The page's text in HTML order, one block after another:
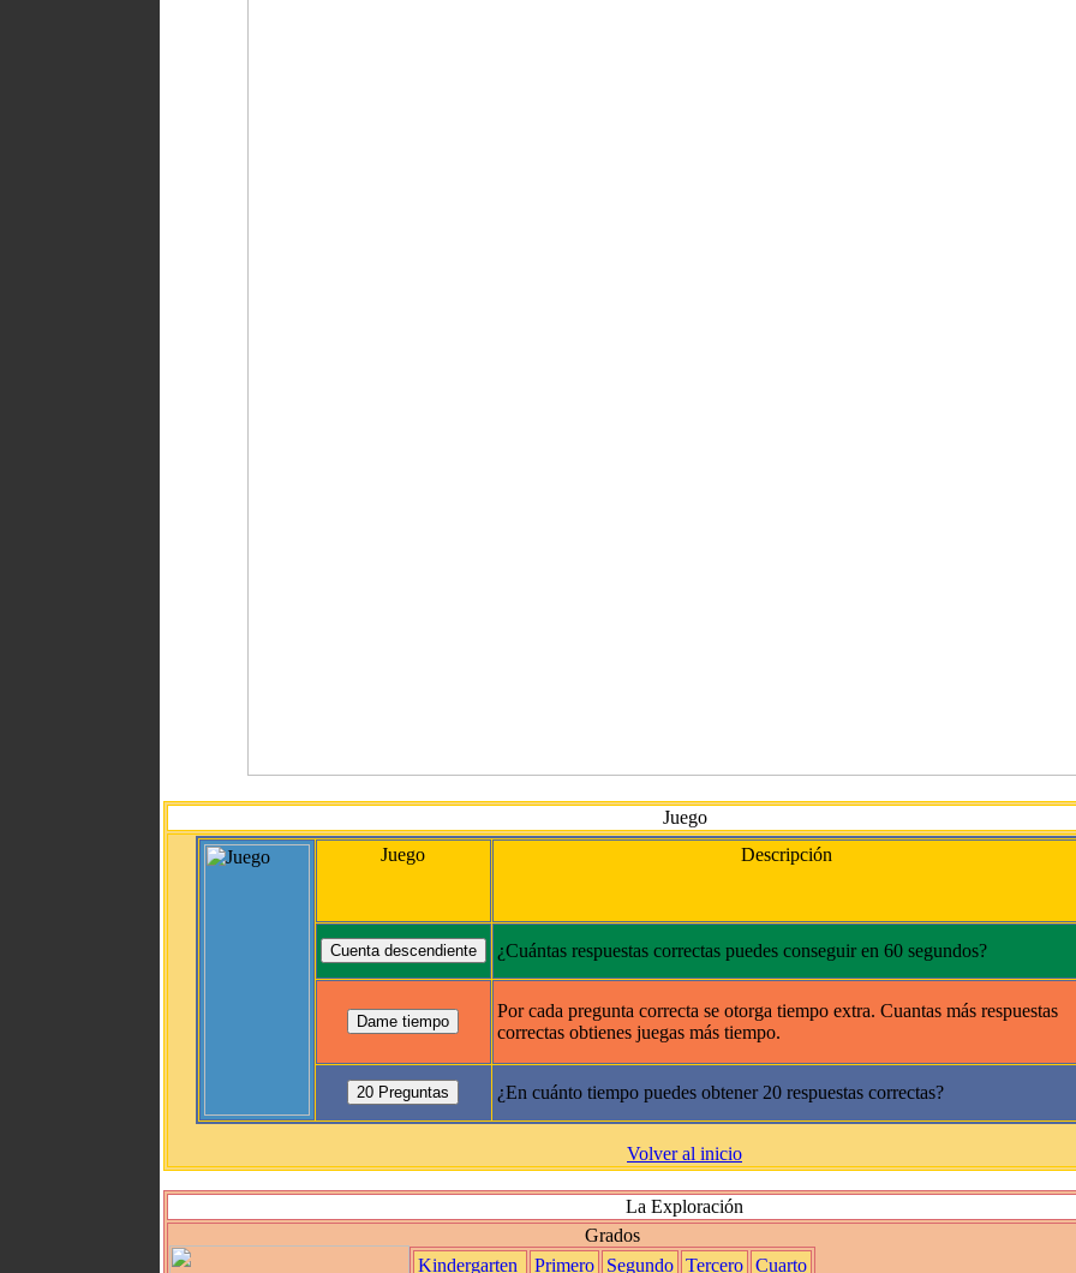
Juego
Juego
Descripción
¿Cuántas respuestas correctas puedes conseguir en 60 segundos?
Por cada pregunta correcta se otorga tiempo extra. Cuantas más respuestas
correctas obtienes juegas más tiempo.
¿En cuánto tiempo puedes obtener 20 respuestas correctas?
Volver al inicio
La Exploración
Grados
Kindergarten
Primero Segundo Tercero Cuarto